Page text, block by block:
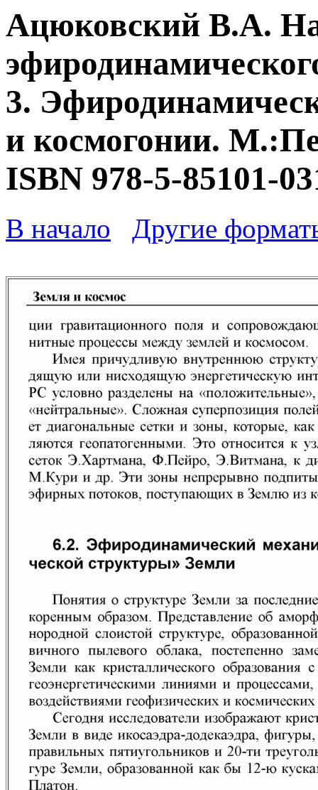
Ацюковский В.А.
3.
и космогонии.
ISBN 978-5-85101-
В начало Другие